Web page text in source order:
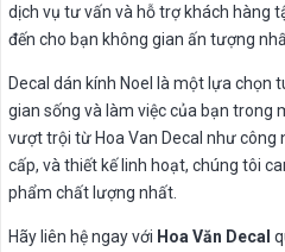
dịch vụ tư vấn và hỗ trợ khách hàng
đến cho bạn không gian ấn tượng
Decal dán kính Noel là một lựa chọn
gian sống và làm việc của bạn trong
vượt trội từ Hoa Van Decal như công
cấp, và thiết kế linh hoạt, chúng tôi
phẩm chất lượng nhất.
Hãy liên hệ ngay với Hoa Văn Decal